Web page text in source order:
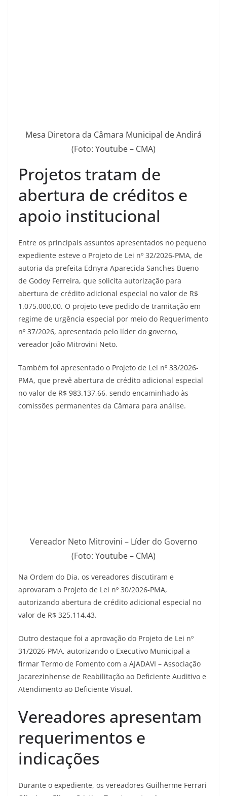
Mesa Diretora da Câmara Municipal de Andirá
(Foto: Youtube – CMA)
Projetos tratam de
abertura de créditos e
apoio institucional
Entre os principais assuntos apresentados no pequeno
expediente esteve o Projeto de Lei nº 32/2026-PMA, de
autoria da prefeita Ednyra Aparecida Sanches Bueno
de Godoy Ferreira, que solicita autorização para
abertura de crédito adicional especial no valor de R$
1.075.000,00. O projeto teve pedido de tramitação em
regime de urgência especial por meio do Requerimento
nº 37/2026, apresentado pelo líder do governo,
vereador João Mitrovini Neto.
Também foi apresentado o Projeto de Lei nº 33/2026-
PMA, que prevê abertura de crédito adicional especial
no valor de R$ 983.137,66, sendo encaminhado às
comissões permanentes da Câmara para análise.
Vereador Neto Mitrovini – Líder do Governo
(Foto: Youtube – CMA)
Na Ordem do Dia, os vereadores discutiram e
aprovaram o Projeto de Lei nº 30/2026-PMA,
autorizando abertura de crédito adicional especial no
valor de R$ 325.114,43.
Outro destaque foi a aprovação do Projeto de Lei nº
31/2026-PMA, autorizando o Executivo Municipal a
firmar Termo de Fomento com a AJADAVI – Associação
Jacarezinhense de Reabilitação ao Deficiente Auditivo e
Atendimento ao Deficiente Visual.
Vereadores apresentam
requerimentos e
indicações
Durante o expediente, os vereadores Guilherme Ferrari